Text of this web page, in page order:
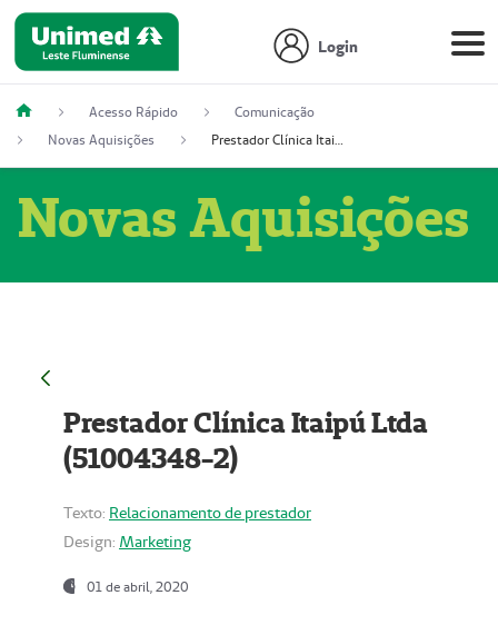
Login
Acesso Rápido
Comunicação
Novas Aquisições
Prestador Clínica Itaipú Ltda (51004348-2)
Novas Aquisições
Prestador Clínica Itaipú Ltda
(51004348-2)
Texto: Relacionamento de prestador
Design: Marketing
01 de abril, 2020